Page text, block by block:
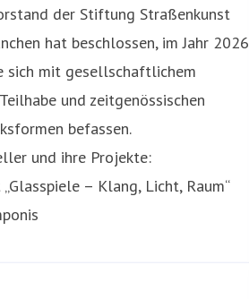
der Stiftung Straßenkunst
hat beschlossen, im Jahr 2026
sich mit gesellschaftlichem
und zeitgenössischen
befassen.
und ihre Projekte:
– Klang, Licht, Raum“